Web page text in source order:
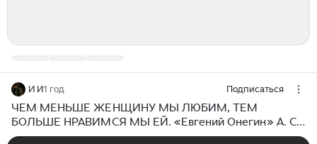
И И1 год Подписаться
ЧЕМ МЕНЬШЕ ЖЕНЩИНУ МЫ ЛЮБИМ, ТЕМ
БОЛЬШЕ НРАВИМСЯ МЫ ЕЙ. «Евгений Онегин» А. С.
Пушкин.